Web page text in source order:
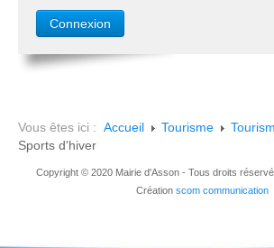
Vous êtes ici : Accueil Tourisme
Sports d'hiver
Copyright © 2020 Mairie d'Asson - Tous droits
Création scom communication